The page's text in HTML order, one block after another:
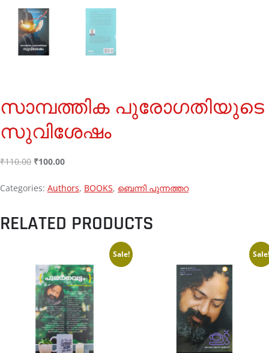
സാമ്പത്തിക പുരോഗതിയുടെ
സുവിശേഷം
₹110.00 ₹100.00
Categories: Authors, BOOKS, ബെന്നി പുന്നത്തറ
RELATED PRODUCTS
Sale! Sale!